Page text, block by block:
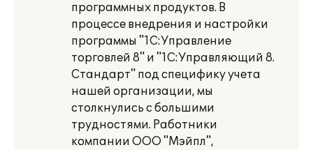
программных продуктов. В
процессе внедрения и настройки
программы "1С:Управление
торговлей 8" и "1С:Управляющий 8.
Стандарт" под специфику учета
нашей организации, мы
столкнулись с большими
трудностями. Работники
компании ООО "Мэйпл",